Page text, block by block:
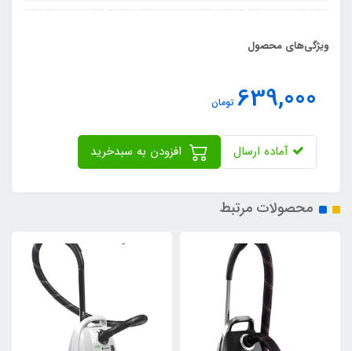
ویژگی‌های محصول
639,000 تومان
آماده ارسال
محصولات مرتبط